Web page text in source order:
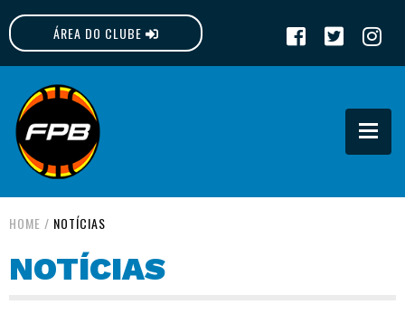
ÁREA DO CLUBE
FPB
HOME / NOTÍCIAS
NOTÍCIAS